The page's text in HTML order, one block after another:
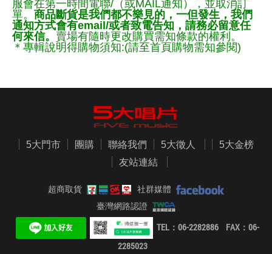
服會在第一時間電聯/（或MAIL通知），並取消訂
單。 商品斷貨是我們都不樂見的，一但發生，我們
通知方式會有email/或者致電告知，請務必留意任
何來信。 賣場有隨時更改購買需知條款的權利。
＊專輯說明得購物須知:(請至首頁購物需知參閱)
5大門市 團購 聯絡我們 5大徵人
5大金榜
友站連結
超商取貨
社群媒體
臺灣網路認證
TEL：06-2282886 FAX：06-
2285023